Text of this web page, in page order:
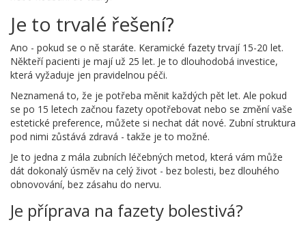
Je to trvalé řešení?
Ano - pokud se o ně staráte. Keramické fazety trvají 15-20 let.
Někteří pacienti je mají už 25 let. Je to dlouhodobá investice,
která vyžaduje jen pravidelnou péči.
Neznamená to, že je potřeba měnit každých pět let. Ale pokud
se po 15 letech začnou fazety opotřebovat nebo se změní vaše
estetické preference, můžete si nechat dát nové. Zubní struktura
pod nimi zůstává zdravá - takže je to možné.
Je to jedna z mála zubních léčebných metod, která vám může
dát dokonalý úsměv na celý život - bez bolesti, bez dlouhého
obnovování, bez zásahu do nervu.
Je příprava na fazety bolestivá?